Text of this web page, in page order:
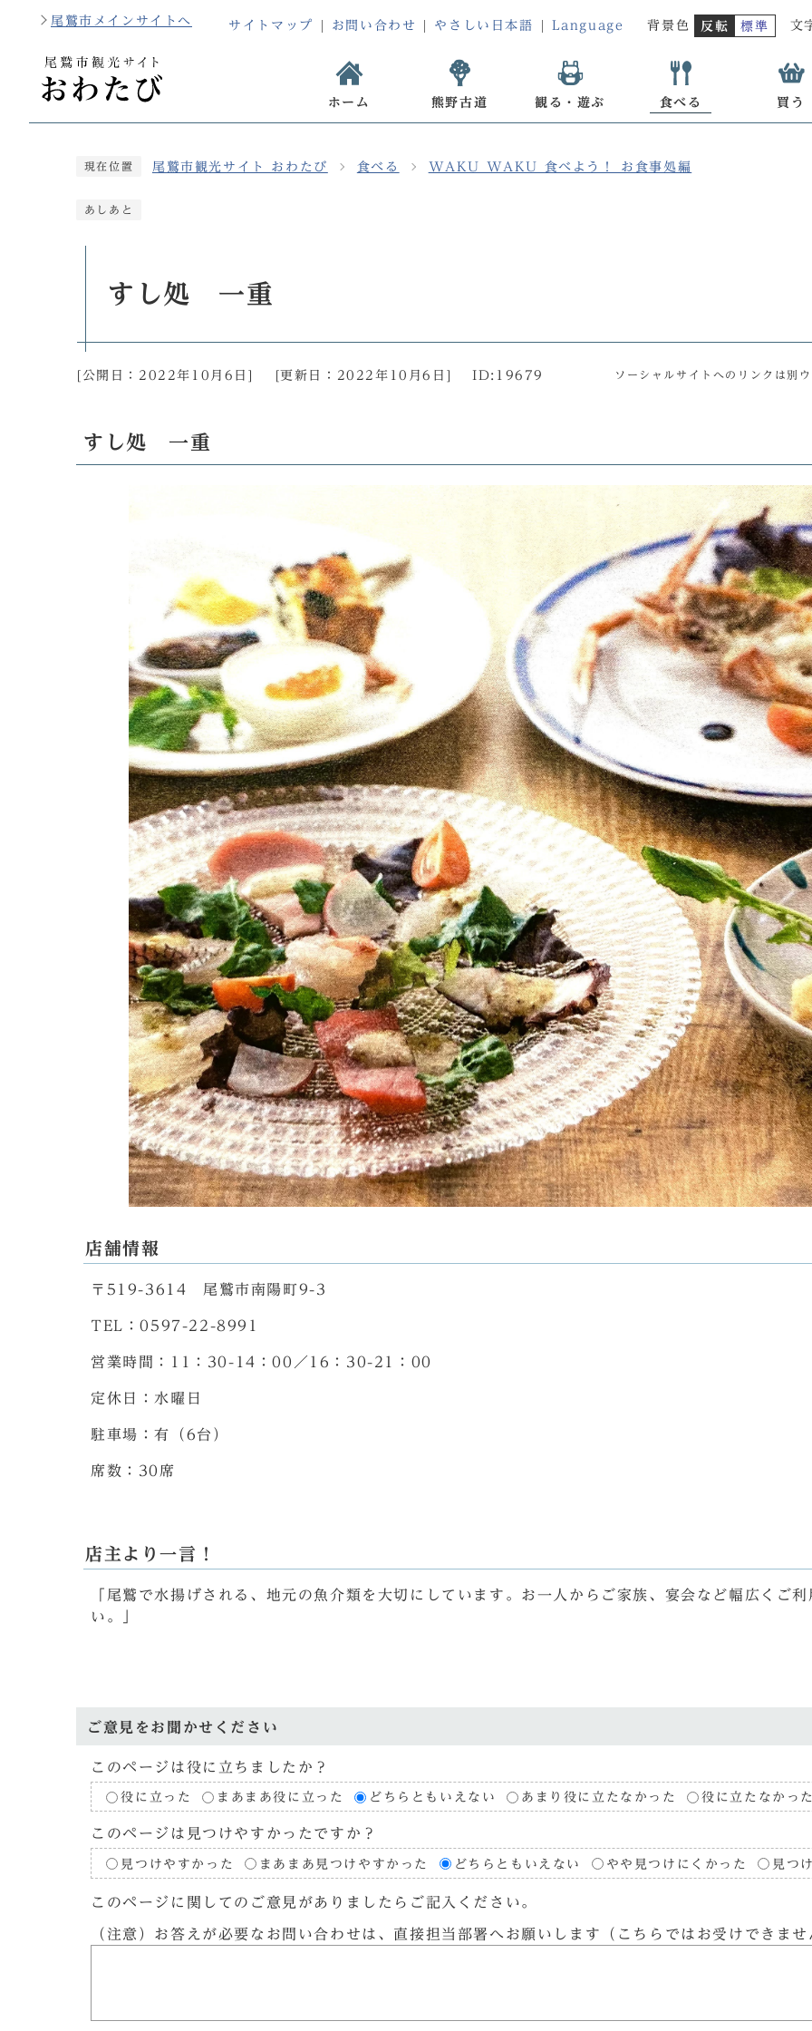
尾鷲市メインサイトへ サイトマップ お問い合わせ やさしい日本語 Language 背景色 反転 標準 文
ホーム 熊野古道 観る・遊ぶ 食べる 買う
現在位置 尾鷲市観光サイト おわたび 食べる WAKU WAKU 食べよう！ お食事処編
あしあと
すし処 一重
[公開日： 2022年10月6日 [更新日： 2022年10月6日 ID:19679 ソーシャルサイトへのリンクは別
すし処 一重
店舗情報
〒519-3614 尾鷲市南陽町9-3
TEL：0597-22-8991
営業時間：11：30-14：00／16：30-21：00
定休日：水曜日
駐車場：有（6台）
席数：30席
店主より一言！
「尾鷲で水揚げされる、地元の魚介類を大切にしています。お一人からご家族、宴会など幅広くご
い。」
ご意見をお聞かせください
このページは役に立ちましたか？
役に立った まあまあ役に立った どちらともいえない あまり役に立たなかった 役に立たなかっ
このページは見つけやすかったですか？
見つけやすかった まあまあ見つけやすかった どちらともいえない やや見つけにくかった 見つ
このページに関してのご意見がありましたらご記入ください。
（注意）お答えが必要なお問い合わせは、直接担当部署へお願いします（こちらではお受けできま